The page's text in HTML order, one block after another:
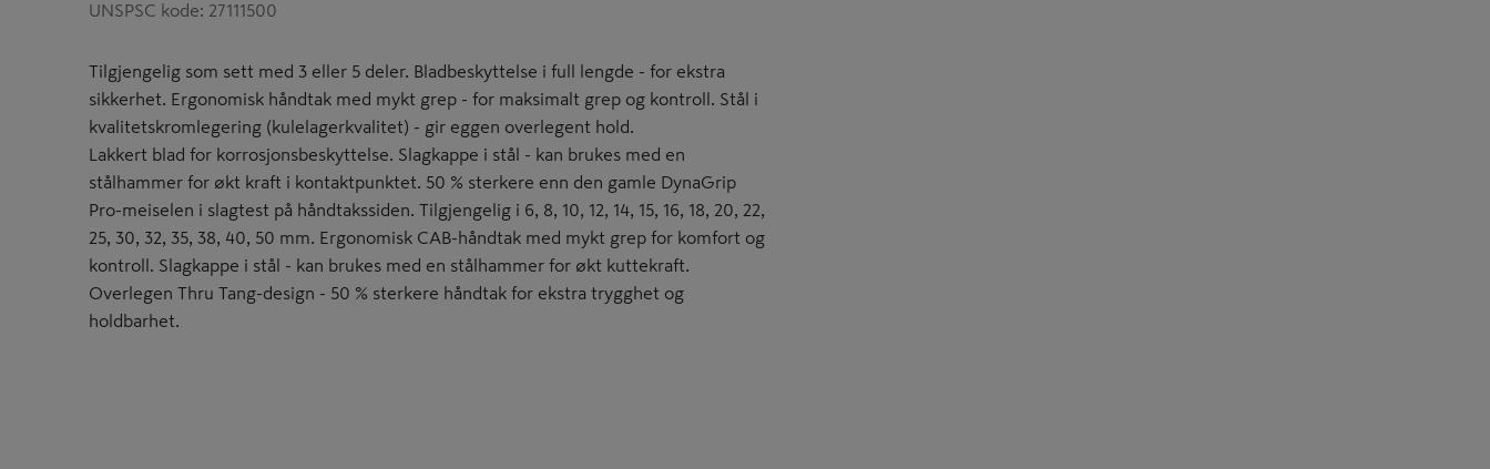
UNSPSC kode: 27111500
Tilgjengelig som sett med 3 eller 5 deler. Bladbeskyttelse i full lengde - for ekstra
sikkerhet. Ergonomisk håndtak med mykt grep - for maksimalt grep og kontroll. Stål i
kvalitetskromlegering (kulelagerkvalitet) - gir eggen overlegent hold.
Lakkert blad for korrosjonsbeskyttelse. Slagkappe i stål - kan brukes med en
stålhammer for økt kraft i kontaktpunktet. 50 % sterkere enn den gamle DynaGrip
Pro-meiselen i slagtest på håndtakssiden. Tilgjengelig i 6, 8, 10, 12, 14, 15, 16, 18, 20, 22,
25, 30, 32, 35, 38, 40, 50 mm. Ergonomisk CAB-håndtak med mykt grep for komfort og
kontroll. Slagkappe i stål - kan brukes med en stålhammer for økt kuttekraft.
Overlegen Thru Tang-design - 50 % sterkere håndtak for ekstra trygghet og
holdbarhet.